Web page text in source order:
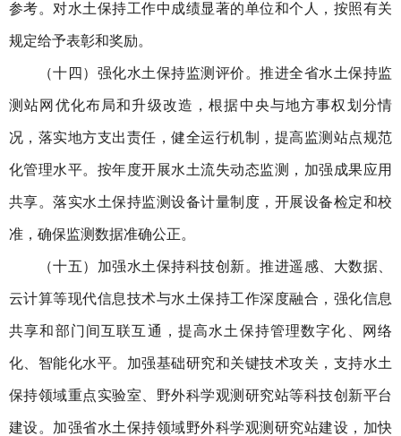
参考。对水土保持工作中成绩显著的单位和个人，按照有关
规定给予表彰和奖励。
（十四）强化水土保持监测评价。推进全省水土保持监
测站网优化布局和升级改造，根据中央与地方事权划分情
况，落实地方支出责任，健全运行机制，提高监测站点规范
化管理水平。按年度开展水土流失动态监测，加强成果应用
共享。落实水土保持监测设备计量制度，开展设备检定和校
准，确保监测数据准确公正。
（十五）加强水土保持科技创新。推进遥感、大数据、
云计算等现代信息技术与水土保持工作深度融合，强化信息
共享和部门间互联互通，提高水土保持管理数字化、网络
化、智能化水平。加强基础研究和关键技术攻关，支持水土
保持领域重点实验室、野外科学观测研究站等科技创新平台
建设。加强省水土保持领域野外科学观测研究站建设，加快